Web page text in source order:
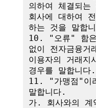
의하여 체결되는
회사에 대하여
하는 것을 말합
10. "오류" 함은
없이 전자금융거
이용자의 거래지
경우를 말합니다.
11. "가맹점"이
말합니다.
가. 회사와의 계